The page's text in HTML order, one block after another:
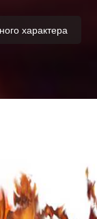
характера